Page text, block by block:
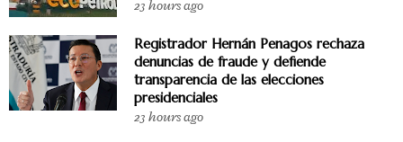
23 hours ago
Registrador Hernán Penagos rechaza
denuncias de fraude y defiende
transparencia de las elecciones
presidenciales
23 hours ago